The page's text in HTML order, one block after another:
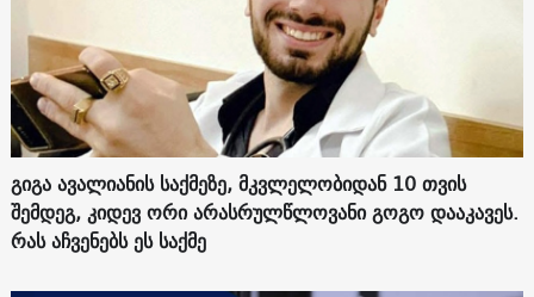
გიგა ავალიანის საქმეზე, მკვლელობიდან 10 თვის
შემდეგ, კიდევ ორი არასრულწლოვანი გოგო დააკავეს.
რას აჩვენებს ეს საქმე